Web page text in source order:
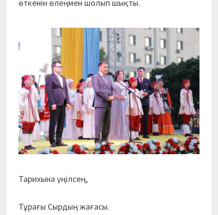
өткенін өлеңмен шолып шықты.
Тарихына үңілсең,
Тұрағы Сырдың жағасы.